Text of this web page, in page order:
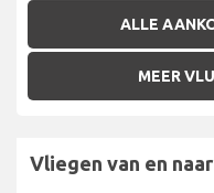
ALLE
MEER
Vliegen van en